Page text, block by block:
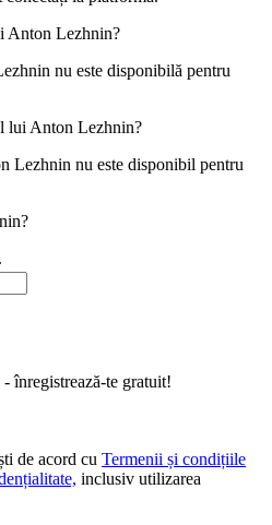
Anton Lezhnin?
nu este disponibilă pentru
luiAnton Lezhnin?
Lezhnin nu este disponibil pentru
?
.
înregistrează-te gratuit!
de acord cu Termenii și condițiile
inclusiv utilizarea